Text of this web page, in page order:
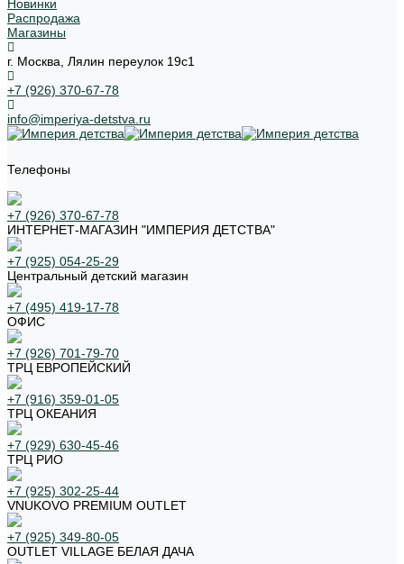
Новинки
Распродажа
Магазины
г. Москва, Лялин переулок 19с1
+7 (926) 370-67-78
info@imperiya-detstva.ru
Телефоны
+7 (926) 370-67-78
ИНТЕРНЕТ-МАГАЗИН "ИМПЕРИЯ ДЕТСТВА"
+7 (925) 054-25-29
Центральный детский магазин
+7 (495) 419-17-78
ОФИС
+7 (926) 701-79-70
ТРЦ ЕВРОПЕЙСКИЙ
+7 (916) 359-01-05
ТРЦ ОКЕАНИЯ
+7 (929) 630-45-46
ТРЦ РИО
+7 (925) 302-25-44
VNUKOVO PREMIUM OUTLET
+7 (925) 349-80-05
OUTLET VILLAGE БЕЛАЯ ДАЧА